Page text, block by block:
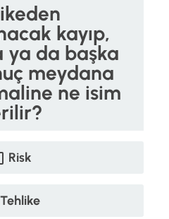
kayıp,
ya da başka
meydana
ne isim
Risk
Tehlike